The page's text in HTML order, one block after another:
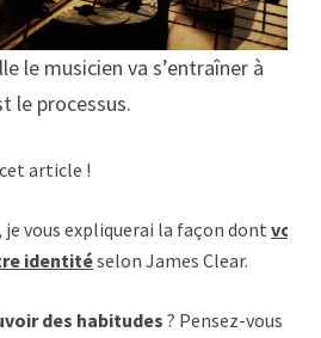
le musicien va s’entraîner à
le processus.
article !
vous expliquerai la façon dont vos
identitéselon James Clear.
des habitudes ? Pensez-vous